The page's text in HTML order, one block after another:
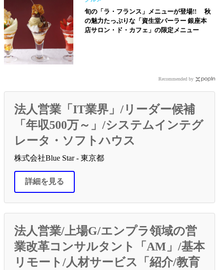
旬の「ラ・フランス」メニューが登場!! 秋
の魅力たっぷりな「資生堂パーラー 銀座本
店サロン・ド・カフェ」の限定メニュー
Recommended by
法人営業「IT業界」/リーダー候補
「年収500万～」/システムインテグ
レータ・ソフトハウス
株式会社Blue Star - 東京都
詳細を見る
法人営業/上場G/エンプラ領域の営
業改革コンサルタント「AM」/基本
リモート/人材サービス「紹介/教育